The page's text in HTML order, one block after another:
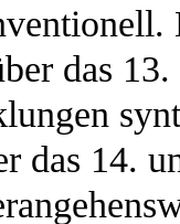
das
das 14.